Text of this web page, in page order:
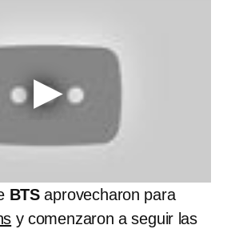
BTSaprovecharon para
y comenzaron a seguir las